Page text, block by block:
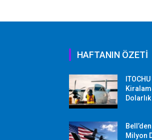
HAFTANIN ÖZETİ
Milyon